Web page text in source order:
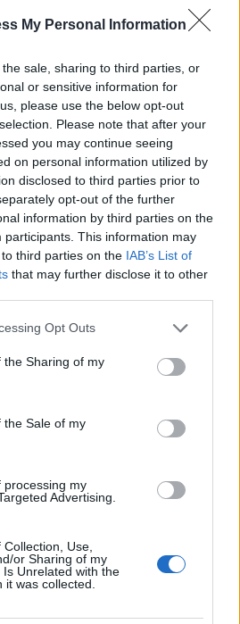
My Personal Information
sale, sharing to third parties, or
or sensitive information for
please use the below opt-out
Please note that after your
you may continue seeing
on personal information utilized by
disclosed to third parties prior to
opt-out of the further
information by third parties on the
participants. This information may
third parties on the IAB’s List of
that may further disclose it to other
app uses one or more Google
usage behaviour. You may click to
Google and its third-party tags to
purposes in below Google
Opt Outs
the Sharing of my
the Sale of my
processing my
Advertising.
Use,
or Sharing of my
Unrelated with the
was collected.
aWithering Surfaceegy
készített tiszteletadásként
elhunyt ...